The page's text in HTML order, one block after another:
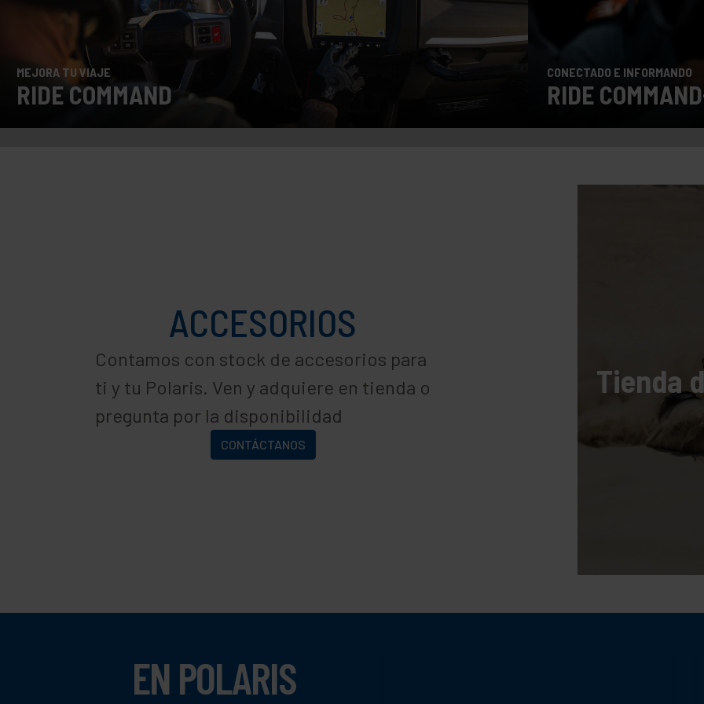
MEJORA TU VIAJE
RIDE COMMAND
CONECTADO E INFORMANDO
RIDE
ACCESORIOS
Contamos con stock de accesorios para
ti y tu Polaris. Ven y adquiere en tienda o
pregunta por la disponibilidad
CONTÁCTANOS
Tienda
EN POLARIS